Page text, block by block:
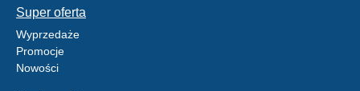
Super oferta
Wyprzedaże
Promocje
Nowości